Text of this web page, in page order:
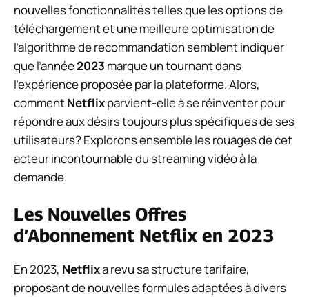
nouvelles fonctionnalités telles que les options de
téléchargement et une meilleure optimisation de
l’algorithme de recommandation semblent indiquer
que l’année2023 marque un tournant dans
l’expérience proposée par la plateforme. Alors,
commentNetflixparvient-elle à se réinventer pour
répondre aux désirs toujours plus spécifiques de ses
utilisateurs? Explorons ensemble les rouages de cet
acteur incontournable du streaming vidéo à la
demande.
Les Nouvelles Offres
d’Abonnement Netflix en 2023
En 2023, Netflixa revu sa structure tarifaire,
proposant de nouvelles formules adaptées à divers